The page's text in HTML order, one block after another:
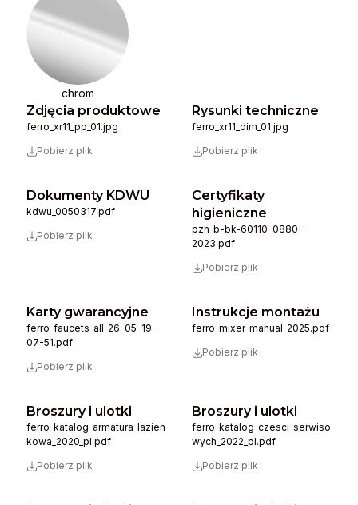
chrom
Zdjęcia produktowe
ferro_xr11_pp_01.jpg
Pobierz plik
Rysunki techniczne
ferro_xr11_dim_01.jpg
Pobierz plik
Dokumenty KDWU
kdwu_0050317.pdf
Pobierz plik
Certyfikaty
higieniczne
pzh_b-bk-60110-0880-
2023.pdf
Pobierz plik
Karty gwarancyjne
ferro_faucets_all_26-05-19-
07-51.pdf
Pobierz plik
Instrukcje montażu
ferro_mixer_manual_2025.pdf
Pobierz plik
Broszury i ulotki
ferro_katalog_armatura_lazien
kowa_2020_pl.pdf
Pobierz plik
Broszury i ulotki
ferro_katalog_czesci_serwiso
wych_2022_pl.pdf
Pobierz plik